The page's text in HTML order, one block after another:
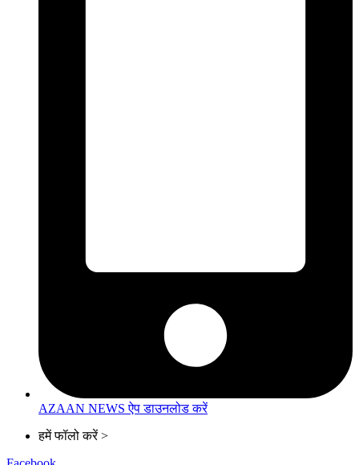
AZAAN NEWS ऐप डाउनलोड करें
हमें फॉलो करें >